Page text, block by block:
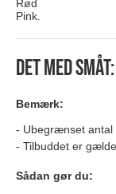
Rød
Pink.
Det med småt:
Bemærk:
Ubegrænset antal
Tilbuddet er
Sådan gør du: